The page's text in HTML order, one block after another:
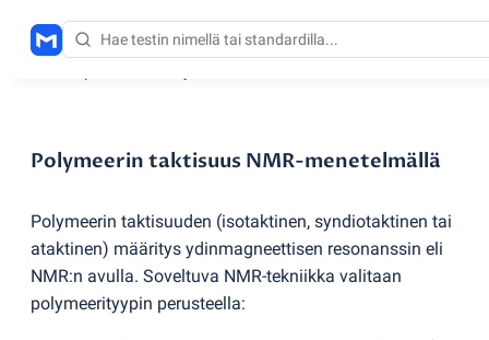
Polymeerin taktisuus NMR-menetelmällä
Polymeerin taktisuuden (isotaktinen, syndiotaktinen tai
ataktinen) määritys ydinmagneettisen resonanssin eli
NMR:n avulla. Soveltuva NMR-tekniikka valitaan
polymeerityypin perusteella: